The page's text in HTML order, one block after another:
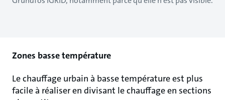
Zones basse température
Le chauffage urbain à basse température est plus
facile à réaliser en divisant le chauffage en sections